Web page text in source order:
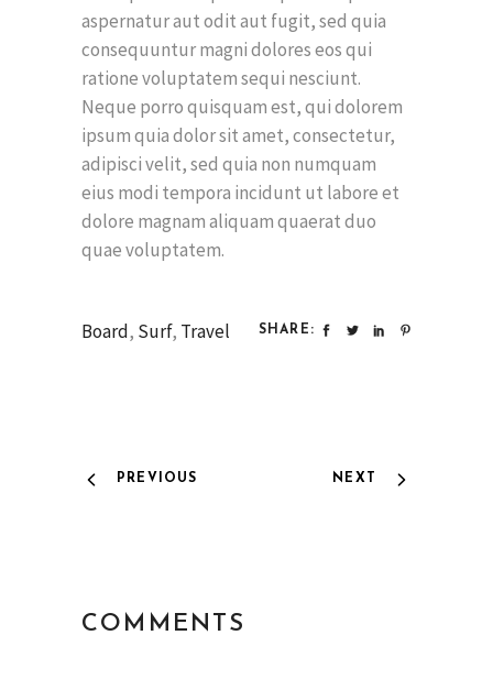
aspernatur aut odit aut fugit, sed quia
consequuntur magni dolores eos qui
ratione voluptatem sequi nesciunt.
Neque porro quisquam est, qui dolorem
ipsum quia dolor sit amet, consectetur,
adipisci velit, sed quia non numquam
eius modi tempora incidunt ut labore et
dolore magnam aliquam quaerat duo
quae voluptatem.
Board, Surf, Travel SHARE:
PREVIOUS NEXT
COMMENTS